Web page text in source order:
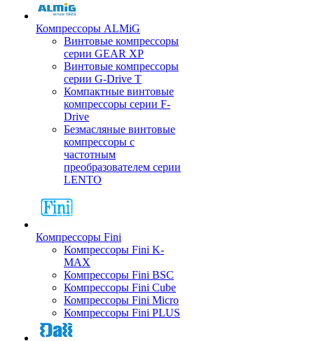
Компрессоры ALMiG
Винтовые компрессоры
серии GEAR XP
Винтовые компрессоры
серии G-Drive T
Компактные винтовые
компрессоры серии F-
Drive
Безмасляные винтовые
компрессоры с
частотным
преобразователем серии
LENTO
Компрессоры Fini
Компрессоры Fini K-
MAX
Компрессоры Fini BSC
Компрессоры Fini Cube
Компрессоры Fini Micro
Компрессоры Fini PLUS